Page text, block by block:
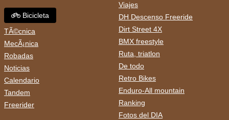
Bicicleta
TÃ©cnica
MecÃ¡nica
Robadas
Noticias
Calendario
Tandem
Freerider
Viajes
DH Descenso Freeride
Dirt Street 4X
BMX freestyle
Ruta, triatlon
De todo
Retro Bikes
Enduro-All mountain
Ranking
Fotos del DIA